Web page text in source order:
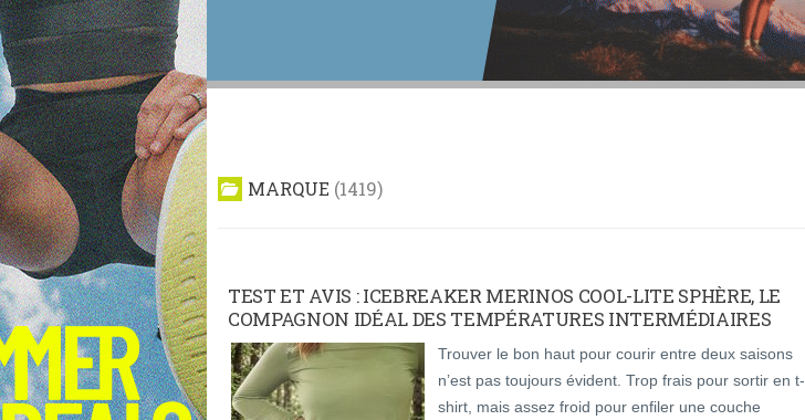
MARQUE 1419
TEST ET AVIS : ICEBREAKER MERINOS COOL-LITE SPHÈRE, LE
COMPAGNON IDÉAL DES TEMPÉRATURES INTERMÉDIAIRES
Trouver le bon haut pour courir entre deux saisons
n’est pas toujours évident. Trop frais pour sortir en t-
shirt, mais assez froid pour enfiler une couche